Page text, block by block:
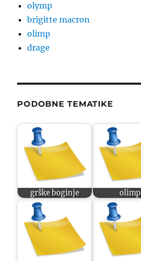
olymp
brigitte macron
olimp
drage
PODOBNE TEMATIKE
grške boginje olimp